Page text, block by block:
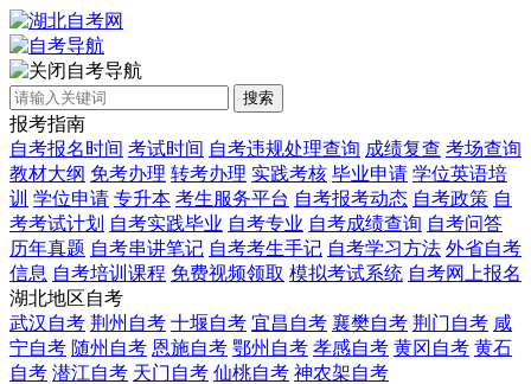
自考导航
搜索
报考指南
自考报名时间 考试时间 自考违规处理查询 成绩复查 考场查询
教材大纲 免考办理 转考办理 实践考核 毕业申请 学位英语培
训 学位申请 专升本 考生服务平台 自考报考动态 自考政策 自
考考试计划 自考实践毕业 自考专业 自考成绩查询 自考问答
历年真题 自考串讲笔记 自考考生手记 自考学习方法 外省自考
信息 自考培训课程 免费视频领取 模拟考试系统 自考网上报名
湖北地区自考
武汉自考 荆州自考 十堰自考 宜昌自考 襄樊自考 荆门自考 咸
宁自考 随州自考 恩施自考 鄂州自考 孝感自考 黄冈自考 黄石
自考 潜江自考 天门自考 仙桃自考 神农架自考